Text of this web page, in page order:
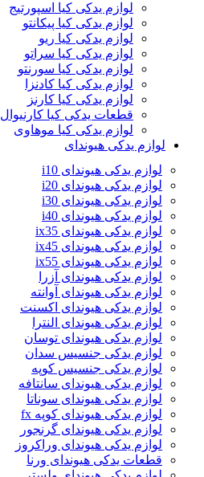
لوازم یدکی کیا اسپورتیج
لوازم یدکی کیا پیکانتو
لوازم یدکی کیا ریو
لوازم یدکی کیا سراتو
لوازم یدکی کیا سورنتو
لوازم یدکی کیا کادنزا
لوازم یدکی کیا کارنز
قطعات یدکی کیا کارنیوال
لوازم یدکی کیا موهاوی
لوازم یدکی هیوندای
لوازم یدکی هیوندای i10
لوازم یدکی هیوندای i20
لوازم یدکی هیوندای i30
لوازم یدکی هیوندای i40
لوازم یدکی هیوندای ix35
لوازم یدکی هیوندای ix45
لوازم یدکی هیوندای ix55
لوازم یدکی هیوندای آزرا
لوازم یدکی هیوندای آوانته
لوازم یدکی هیوندای اکسنت
لوازم یدکی هیوندای النترا
لوازم یدکی هیوندای توسان
لوازم یدکی جنسیس سدان
لوازم یدکی جنسیس کوپه
لوازم یدکی هیوندای سانتافه
لوازم یدکی هیوندای سوناتا
لوازم یدکی هیوندای کوپه fx
لوازم یدکی هیوندای گرنجور
لوازم یدکی هیوندای وراکروز
قطعات یدکی هیوندای ورنا